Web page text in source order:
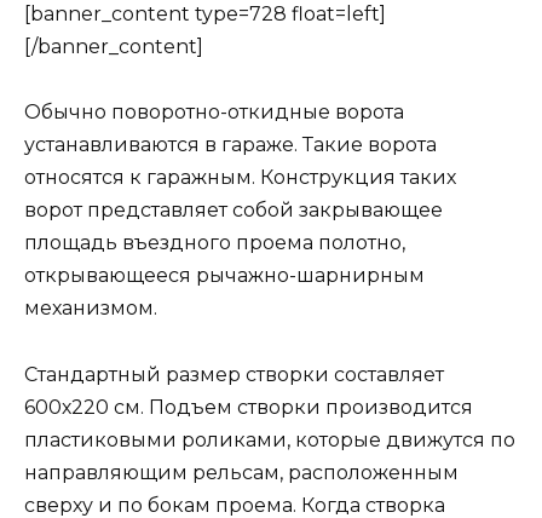
[banner_content type=728 float=left]
[/banner_content]
Обычно поворотно-откидные ворота
устанавливаются в гараже. Такие ворота
относятся к гаражным. Конструкция таких
ворот представляет собой закрывающее
площадь въездного проема полотно,
открывающееся рычажно-шарнирным
механизмом.
Стандартный размер створки составляет
600х220 см. Подъем створки производится
пластиковыми роликами, которые движутся по
направляющим рельсам, расположенным
сверху и по бокам проема. Когда створка